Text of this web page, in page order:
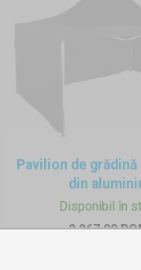
Pavilion de grădină
din
Disponibil în
2.267,00